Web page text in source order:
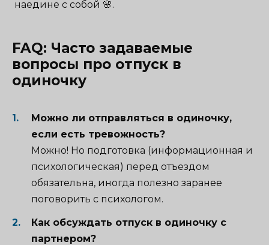
наедине с собой 🌸.
FAQ: Часто задаваемые
вопросы про отпуск в
одиночку
Можно ли отправляться в одиночку,
если есть тревожность?
Можно! Но подготовка (информационная и
психологическая) перед отъездом
обязательна, иногда полезно заранее
поговорить с психологом.
Как обсуждать отпуск в одиночку с
партнером?